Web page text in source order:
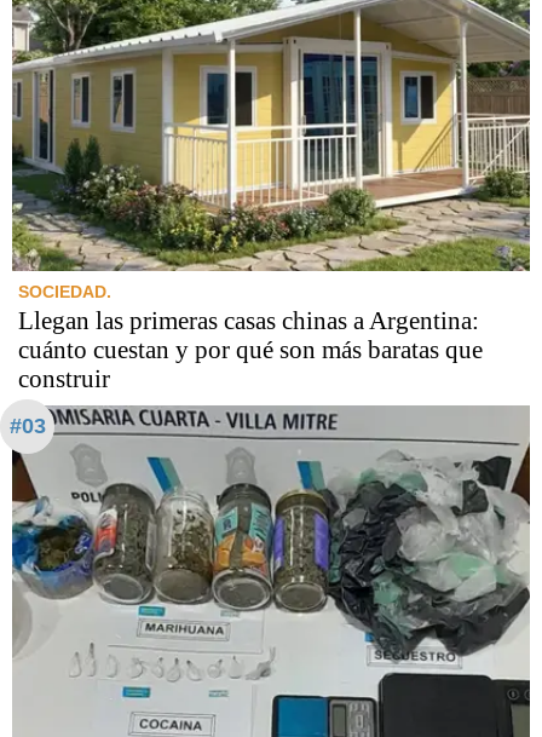
SOCIEDAD.
Llegan las primeras casas chinas a Argentina:
cuánto cuestan y por qué son más baratas que
construir
#03